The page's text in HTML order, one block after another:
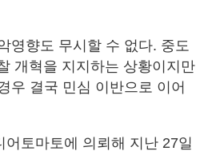
영향도 무시할 수 없다. 중도
개혁을 지지하는 상황이지만
우 결국 민심 이반으로 이어
토마토에 의뢰해 지난 27일